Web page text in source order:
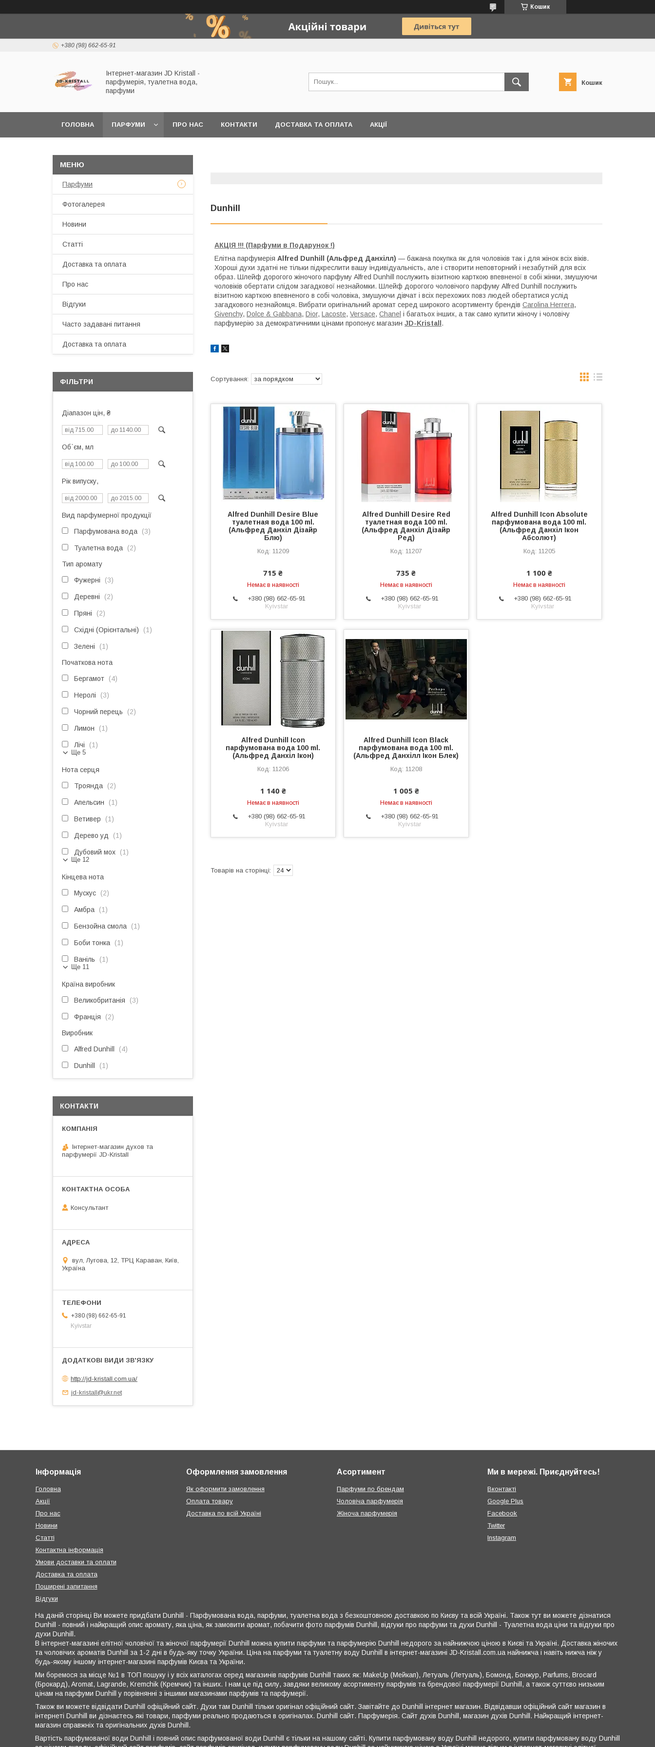
Кошик
+380 (98) 662-65-91
Інтернет-магазин JD Kristall -
парфумерія, туалетна вода,
парфуми
Кошик
ГОЛОВНА ПАРФУМИ ПРО НАС КОНТАКТИ ДОСТАВКА ТА ОПЛАТА АКЦІЇ
Dunhill
АКЦІЯ !!! (Парфуми в Подарунок !)
Елітна парфумерія Alfred Dunhill (Альфред Данхілл) — бажана покупка як для чоловіків так і для жінок всіх віків.
Хороші духи здатні не тільки підкреслити вашу індивідуальність, але і створити неповторний і незабутній для всіх
образ. Шлейф дорогого жіночого парфуму Alfred Dunhill послужить візитною карткою впевненої в собі жінки, змушуючи
чоловіків обертати слідом загадкової незнайомки. Шлейф дорогого чоловічого парфуму Alfred Dunhill послужить
візитною карткою впевненого в собі чоловіка, змушуючи дівчат і всіх перехожих повз людей обертатися услід
загадкового незнайомця. Вибрати оригінальний аромат серед широкого асортименту брендів Carolina Herrera,
Givenchy, Dolce & Gabbana, Dior, Lacoste, Versace, Chanel і багатьох інших, а так само купити жіночу і чоловічу
парфумерію за демократичними цінами пропонує магазин JD-Kristall .
Alfred Dunhill Desire Blue
туалетная вода 100 ml.
(Альфред Данхіл Дізайр
Блю)
11209
715 ₴
Немає в наявності
+380 (98) 662-65-91
Kyivstar
Alfred Dunhill Desire Red
туалетная вода 100 ml.
(Альфред Данхіл Дізайр
Ред)
11207
735 ₴
Немає в наявності
+380 (98) 662-65-91
Kyivstar
Alfred Dunhill Icon Absolute
парфумована вода 100 ml.
(Альфред Данхіл Ікон
Абсолют)
11205
1 100 ₴
Немає в наявності
+380 (98) 662-65-91
Kyivstar
Alfred Dunhill Icon
парфумована вода 100 ml.
(Альфред Данхіл Ікон)
11206
1 140 ₴
Немає в наявності
+380 (98) 662-65-91
Kyivstar
Alfred Dunhill Icon Black
парфумована вода 100 ml.
(Альфред Данхілл Ікон Блек)
11208
1 005 ₴
Немає в наявності
+380 (98) 662-65-91
Kyivstar
Парфуми
Фотогалерея
Новини
Статті
Доставка та оплата
Про нас
Відгуки
Часто задавані питання
Доставка та оплата
ФІЛЬТРИ
Діапазон цін, ₴
Об`єм, мл
Рік випуску,
Вид парфумерної продукції
Парфумована вода 3
Туалетна вода 2
Тип аромату
Фужерні 3
Деревні 2
Пряні 2
Східні (Орієнтальні) 1
Зелені 1
Початкова нота
Бергамот 4
Неролі 3
Чорний перець 2
Лимон 1
Лічі 1
Ще 5
Нота серця
Троянда 2
Апельсин 1
Ветивер 1
Дерево уд 1
Дубовий мох 1
Ще 12
Кінцева нота
Мускус 2
Амбра 1
Бензойна смола 1
Боби тонка 1
Ваніль 1
Ще 11
Країна виробник
Великобританія 3
Франція 2
Виробник
Alfred Dunhill 4
Dunhill 1
КОНТАКТИ
Інтернет-магазин духов та
парфумерії JD-Kristall
Консультант
вул, Лугова, 12, ТРЦ Караван, Київ,
Україна
+380 (98) 662-65-91
Kyivstar
http://jd-kristall.com.ua/
jd-kristall@ukr.net
Інформація
Головна
Акції
Про нас
Новини
Статті
Контактна інформація
Умови доставки та оплати
Доставка та оплата
Поширені запитання
Відгуки
Оформлення замовлення
Як оформити замовлення
Оплата товару
Доставка по всій Україні
Асортимент
Парфуми по брендам
Чоловіча парфумерія
Жіноча парфумерія
Ми в мережі. Приєднуйтесь!
Вконтакті
Google Plus
Facebook
Twitter
Instagram
На даній сторінці Ви можете придбати Dunhill - Парфумована вода, парфуми, туалетна вода з безкоштовною доставкою по Києву та всій Україні. Також тут ви можете дізнатися
Dunhill - повний і найкращий опис аромату, яка ціна, як замовити аромат, побачити фото парфумів Dunhill, відгуки про парфуми та духи Dunhill - Туалетна вода ціни та відгуки про
духи Dunhill.
В інтернет-магазині елітної чоловічої та жіночої парфумерії Dunhill можна купити парфуми та парфумерію Dunhill недорого за найнижчою ціною в Києві та Україні. Доставка жіночих
та чоловічих ароматів Dunhill за 1-2 дні в будь-яку точку України. Ціна на парфуми та туалетну воду Dunhill в інтернет-магазині JD-Kristall.com.ua найнижча і навіть нижча ніж у
будь-якому іншому інтернет-магазині парфумів Києва та України.
Ми боремося за місце №1 в ТОП пошуку і у всіх каталогах серед магазинів парфумів Dunhill таких як: MakeUp (Мейкап), Летуаль (Летуаль), Бомонд, Бонжур, Parfums, Brocard
(Брокард), Aromat, Lagrande, Kremchik (Кремчик) та інших. І нам це під силу, завдяки великому асортименту парфумів та брендової парфумерії Dunhill, а також суттєво низьким
цінам на парфуми Dunhill у порівнянні з іншими магазинами парфумів та парфумерії.
Також ви можете відвідати Dunhill офіційний сайт. Духи там Dunhill тільки оригінал офіційний сайт. Завітайте до Dunhill інтернет магазин. Відвідавши офіційний сайт магазин в
інтернеті Dunhill ви дізнаєтесь які товари, парфуми реально продаються в оригіналах. Dunhill сайт. Парфумерія. Сайт духів Dunhill, магазин духів Dunhill. Найкращий інтернет-
магазин справжніх та оригінальних духів Dunhill.
Вартість парфумованої води Dunhill і повний опис парфумованої води Dunhill є тільки на нашому сайті. Купити парфумовану воду Dunhill недорого, купити парфумовану воду Dunhill